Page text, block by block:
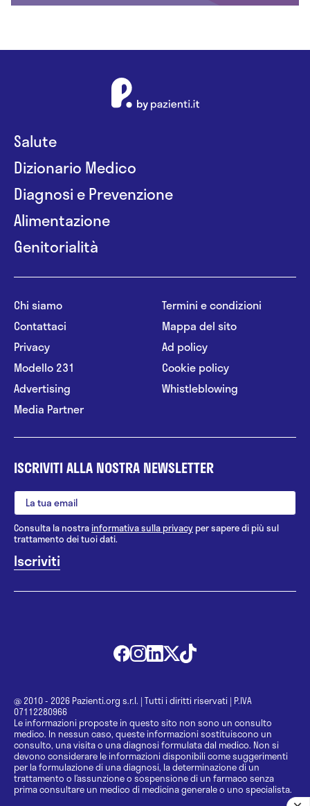
Salute
Dizionario Medico
Diagnosi e Prevenzione
Alimentazione
Genitorialità
Chi siamo
Contattaci
Privacy
Modello 231
Advertising
Media Partner
Termini e condizioni
Mappa del sito
Ad policy
Cookie policy
Whistleblowing
ISCRIVITI ALLA NOSTRA NEWSLETTER
Consulta la nostrainformativa sulla privacy per sapere di più sul
trattamento dei tuoi dati.
@ 2010 - 2026 Pazienti.org s.r.l. | Tutti i diritti riservati | P.IVA
07112280966
Le informazioni proposte in questo sito non sono un consulto
medico. In nessun caso, queste informazioni sostituiscono un
consulto, una visita o una diagnosi formulata dal medico. Non si
devono considerare le informazioni disponibili come suggerimenti
per la formulazione di una diagnosi, la determinazione di un
trattamento o l’assunzione o sospensione di un farmaco senza
prima consultare un medico di medicina generale o uno specialista.